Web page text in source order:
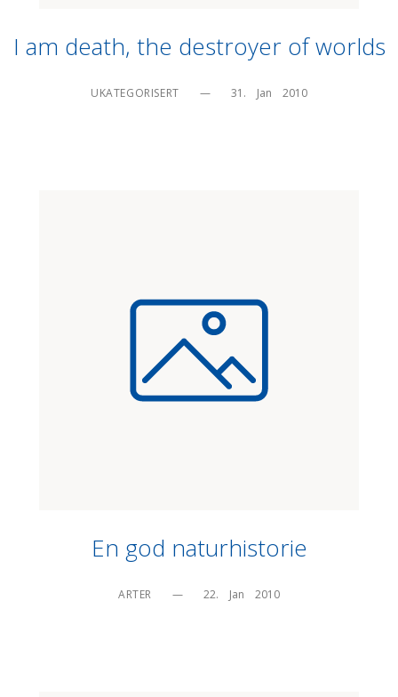
I am death, the destroyer of worlds
UKATEGORISERT — 31.    Jan    2010
En god naturhistorie
ARTER — 22.    Jan    2010